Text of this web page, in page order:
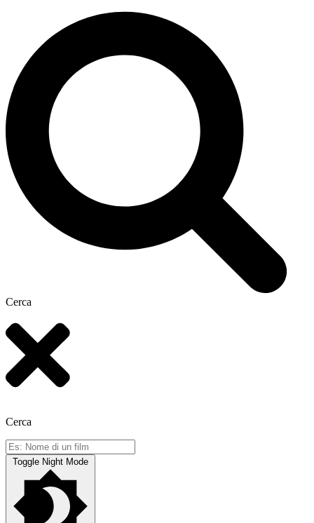
Cerca
Cerca
Toggle Night Mode